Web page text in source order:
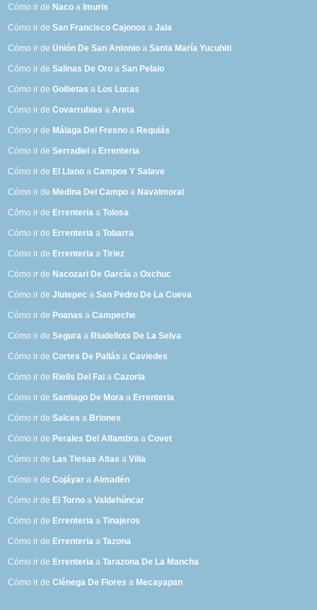
Cómo ir de Naco a Imuris
Cómo ir deSan Francisco Cajonos aJala
Cómo ir deUnión De San Antonio aSanta María Yucuhiti
Cómo ir deSalinas De Oro aSan Pelaio
Cómo ir deGoibetas a Los Lucas
Cómo ir deCovarrubias aAreta
Cómo ir de Málaga Del Fresno a Requiás
Cómo ir deSerradiel a Errenteria
Cómo ir de El Llano aCampos Y Salave
Cómo ir de Medina Del Campo a Navalmoral
Cómo ir de Errenteria aTolosa
Cómo ir de Errenteria aTobarra
Cómo ir de Errenteria aTiriez
Cómo ir de Nacozari De García aOxchuc
Cómo ir deJiutepec aSan Pedro De La Cueva
Cómo ir de Poanas aCampeche
Cómo ir deSegura a Riudellots De La Selva
Cómo ir deCortes De Pallás aCaviedes
Cómo ir de Riells Del Fai aCazorla
Cómo ir deSantiago De Mora a Errenteria
Cómo ir deSalces a Briones
Cómo ir de Perales Del Alfambra aCovet
Cómo ir de Las Tiesas Altas aVilla
Cómo ir deCojáyar aAlmadén
Cómo ir de El Torno aValdehúncar
Cómo ir de Errenteria aTinajeros
Cómo ir de Errenteria aTazona
Cómo ir de Errenteria aTarazona De La Mancha
Cómo ir deCiénega De Flores a Mecayapan